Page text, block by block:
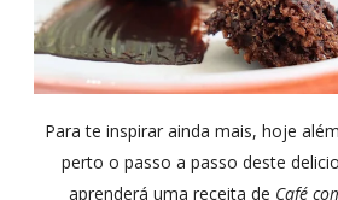
Para te inspirar ainda mais, hoje
perto o passo a passo deste
aprenderá uma receita de Café